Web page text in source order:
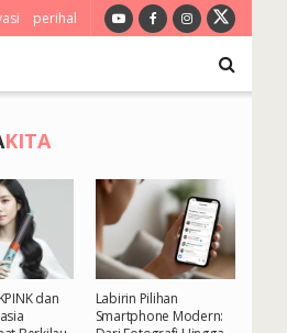
perihal
KITA
dan
Labirin Pilihan
Smartphone Modern: